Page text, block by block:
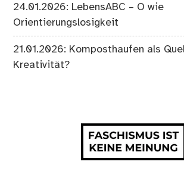
24.01.2026: LebensABC – O wie
Orientierungslosigkeit
21.01.2026: Komposthaufen als
Kreativität?